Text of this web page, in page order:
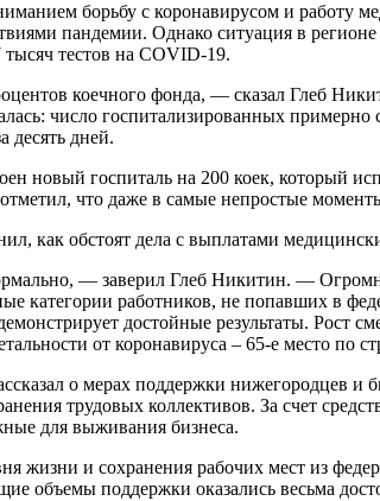
борьбу с коронавирусом и работу
пандемии. Однако ситуация в
тысяч тестов на COVID-19.
коечного фонда, — сказал Глеб
число госпитализированных
десять дней.
новый госпиталь на 200 коек, который
что даже в самые непростые
как обстоят дела с выплатами
— заверил Глеб Никитин. —
категории работников, не попавших в
достойные результаты. Рост
от коронавируса – 65-е место по
о мерах поддержки нижегородцев и
трудовых коллективов. За счет
для выживания бизнеса.
жизни и сохранения рабочих мест из
объемы поддержки оказались весьма